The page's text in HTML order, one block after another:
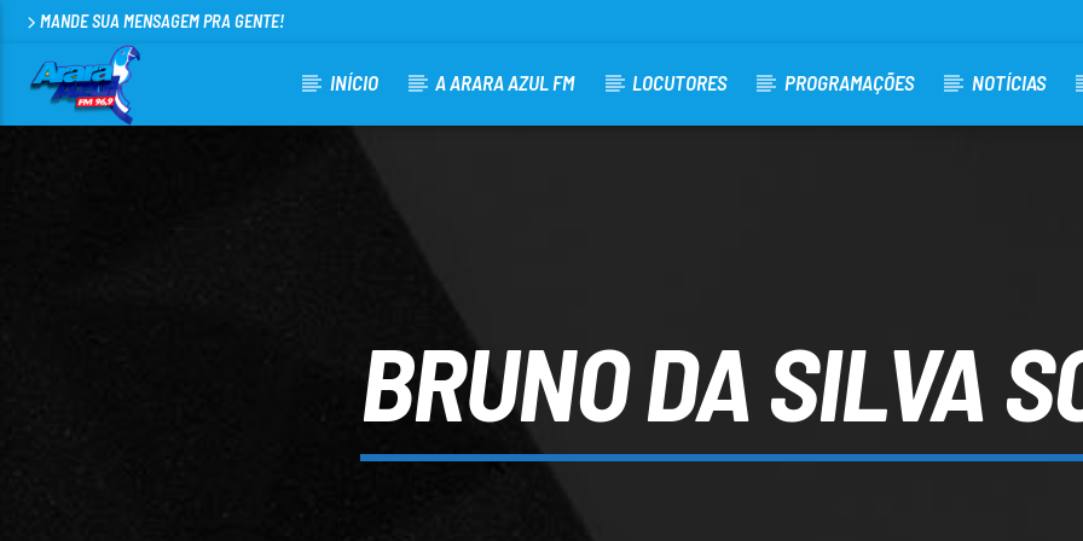
MANDE SUA MENSAGEM PRA GENTE!
INÍCIO A ARARA AZUL FM LOCUTORES PROGRAMAÇÕES NOTÍCIAS
BRUNO DA SILVA